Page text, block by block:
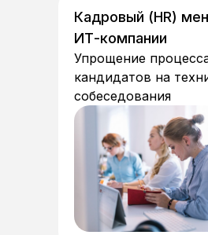
Кадровый (HR)
ИТ-компании
Упрощение
кандидатов на
собеседования